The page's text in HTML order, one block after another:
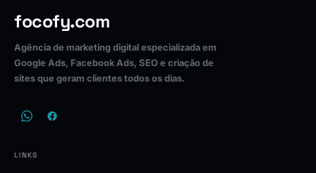
focofy.com
Agência de marketing digital especializada em
Google Ads, Facebook Ads, SEO e criação de
sites que geram clientes todos os dias.
LINKS